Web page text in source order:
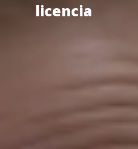
licencia